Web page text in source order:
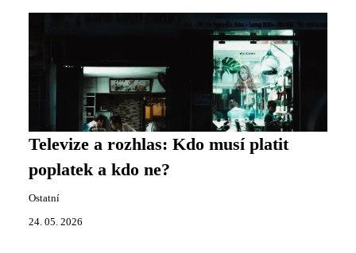
Televize a rozhlas: Kdo musí platit
poplatek a kdo ne?
Ostatní
24. 05. 2026